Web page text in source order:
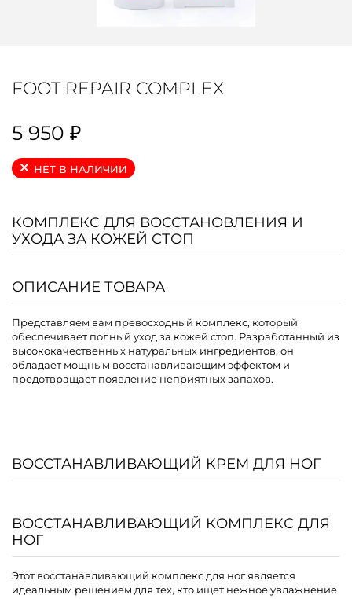
FOOT REPAIR COMPLEX
5 950 ₽
НЕТ В НАЛИЧИИ
КОМПЛЕКС ДЛЯ ВОССТАНОВЛЕНИЯ И
УХОДА ЗА КОЖЕЙ СТОП
ОПИСАНИЕ ТОВАРА
Представляем вам превосходный комплекс, который
обеспечивает полный уход за кожей стоп. Разработанный из
высококачественных натуральных ингредиентов, он
обладает мощным восстанавливающим эффектом и
предотвращает появление неприятных запахов.
ВОССТАНАВЛИВАЮЩИЙ КРЕМ ДЛЯ НОГ
ВОССТАНАВЛИВАЮЩИЙ КОМПЛЕКС ДЛЯ
НОГ
Этот восстанавливающий комплекс для ног является
идеальным решением для тех, кто ищет нежное увлажнение